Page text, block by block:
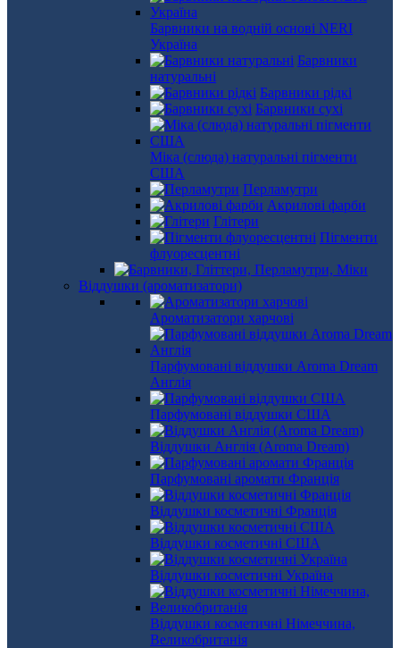
Барвники на водній основі NERI
Україна
Барвники
натуральні
Барвники рідкі
Барвники сухі
Міка (слюда) натуральні пігменти
США
Перламутри
Акрилові фарби
Глітери
Пігменти
флуоресцентні
Віддушки (ароматизатори)
Ароматизатори харчові
Парфумовані віддушки Aroma Dream
Англія
Парфумовані віддушки США
Віддушки Англія (Aroma Dream)
Парфумовані аромати Франція
Віддушки косметичні Франція
Віддушки косметичні США
Віддушки косметичні Україна
Віддушки косметичні Німеччина,
Великобританія